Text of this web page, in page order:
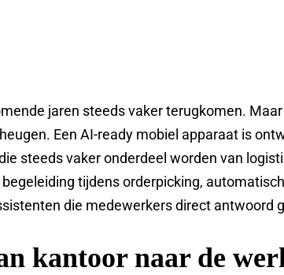
jaren steeds vaker terugkomen.
Een AI-ready mobiel apparaat is
steeds vaker onderdeel worden van
tijdens orderpicking,
die medewerkers direct antwoord
kantoor naar de